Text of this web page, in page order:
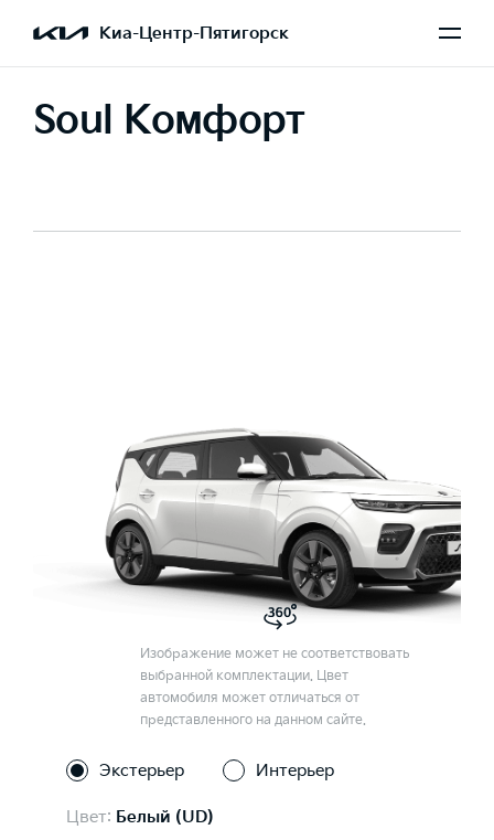
Киа-Центр-Пятигорск
Soul Комфорт
Изображение может не соответствовать
выбранной комплектации. Цвет
автомобиля может отличаться от
представленного на данном сайте.
Экстерьер Интерьер
Цвет: Белый (UD)